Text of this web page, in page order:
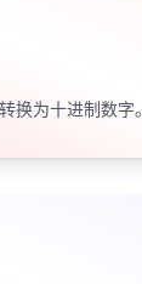
换为十进制数字。